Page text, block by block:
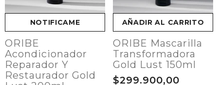
NOTIFICAME
ORIBE
Acondicionador
Reparador Y
Restaurador Gold
AÑADIR AL CARRITO
ORIBE Mascarilla
Transformadora
Gold Lust 150ml
$299.900,00